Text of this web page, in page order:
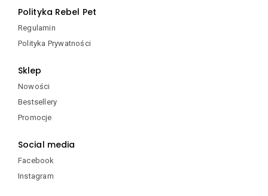
Polityka Rebel Pet
Regulamin
Polityka Prywatności
Sklep
Nowości
Bestsellery
Promocje
Social media
Facebook
Instagram